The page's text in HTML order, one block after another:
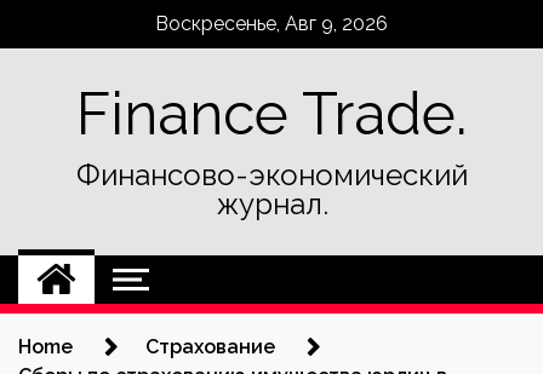
Воскресенье, Авг 9, 2026
Finance Trade.
Финансово-экономический
журнал.
Home
Страхование